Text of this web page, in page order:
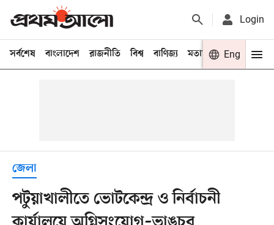
Login
সর্বশেষ বাংলাদেশ রাজনীতি বিশ্ব বাণিজ্য মতামত খেলা
Eng
জেলা
পটুয়াখালীতে ভোটকেন্দ্র ও নির্বাচনী